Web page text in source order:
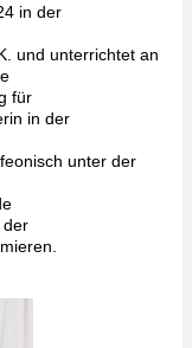
in der
und unterrichtet an
für
in der
unter der
der